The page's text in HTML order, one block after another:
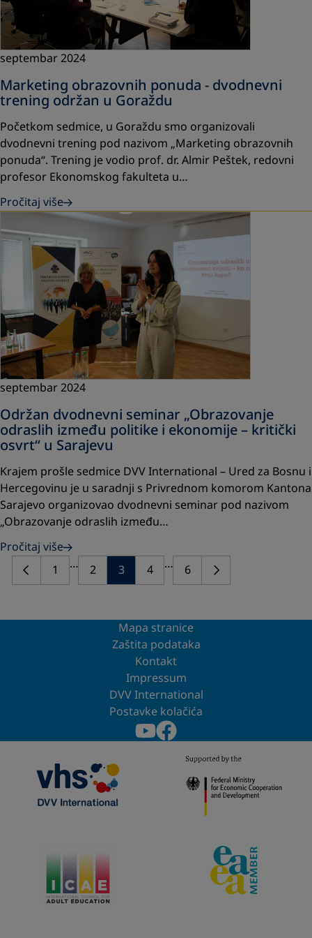
septembar 2024
Marketing obrazovnih ponuda - dvodnevni
trening održan u Goraždu
Početkom sedmice, u Goraždu smo organizovali
dvodnevni trening pod nazivom „Marketing obrazovnih
ponuda“. Trening je vodio prof. dr. Almir Peštek, redovni
profesor Ekonomskog fakulteta u…
Pročitaj više
septembar 2024
Održan dvodnevni seminar „Obrazovanje
odraslih između politike i ekonomije – kritički
osvrt“ u Sarajevu
Krajem prošle sedmice DVV International – Ured za Bosnu i
Hercegovinu je u saradnji s Privrednom komorom Kantona
Sarajevo organizovao dvodnevni seminar pod nazivom
„Obrazovanje odraslih između…
Pročitaj više
1
… 2 3 4 … 6
Mapa stranice
Zaštita podataka
Kontakt
Impressum
DVV International
Postavke kolačića